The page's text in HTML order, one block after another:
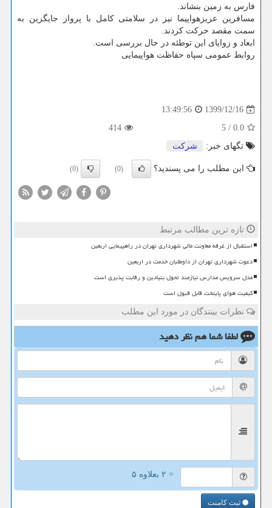
فارس به زمین بنشاند.
مسافرین عزیزهواپیما نیز در سلامتی کامل با پرواز جایگزین به
سمت مقصد حرکت کردند.
ابعاد و زوایای این توطئه در حال بررسی است.
روابط عمومی سپاه حفاظت هواپیمایی
1399/12/16
13:49:56
0.0
/
5
414
تگهای خبر:
شركت
این مطلب را می پسندید؟ (0)
(0)
تازه ترین مطالب مرتبط
استقبال از غرفه معاونت مالی شهرداری تهران در راهپیمایی اربعین
دعوت شهرداری تهران از داوطلبان خدمت در اربعین
مدل سرویس مدارس نیازمند تحول بنیادین و رقابت پذیری است
کیفیت هوای پایتخت قابل قبول است
نظرات بینندگان در مورد این مطلب
لطفا شما همنظر دهید
= ۲ بعلاوه ۵
ثبت کامنت